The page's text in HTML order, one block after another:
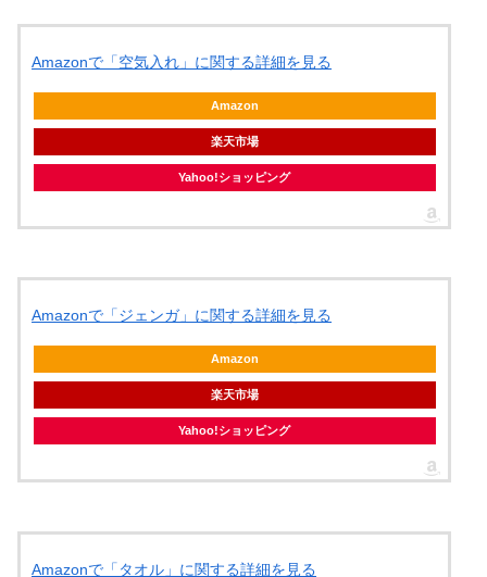
Amazonで「空気入れ」に関する詳細を見る
Amazon
楽天市場
Yahoo!ショッピング
Amazonで「ジェンガ」に関する詳細を見る
Amazon
楽天市場
Yahoo!ショッピング
Amazonで「タオル」に関する詳細を見る